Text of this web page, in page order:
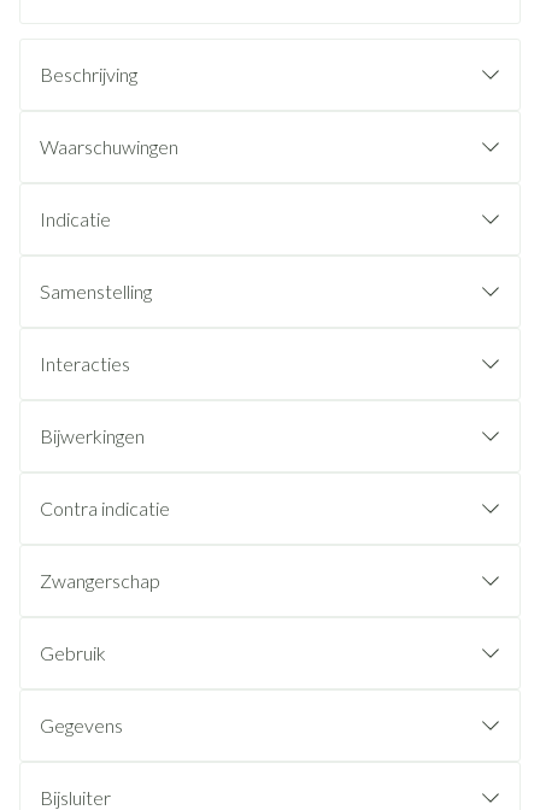
Beschrijving
Waarschuwingen
Indicatie
Samenstelling
Interacties
Bijwerkingen
Contra indicatie
Zwangerschap
Gebruik
Gegevens
Bijsluiter